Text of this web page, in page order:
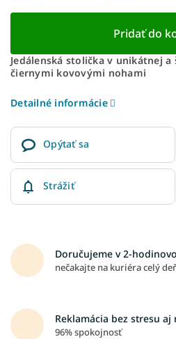
Pridať do
Jedálenská stolička v unikátnej
čiernymi kovovými nohami
Detailné informácie
Opýtať sa
Strážiť
Doručujeme v 2-
nečakajte na kuriéra celý
Reklamácia bez stresu aj
96% spokojnosť